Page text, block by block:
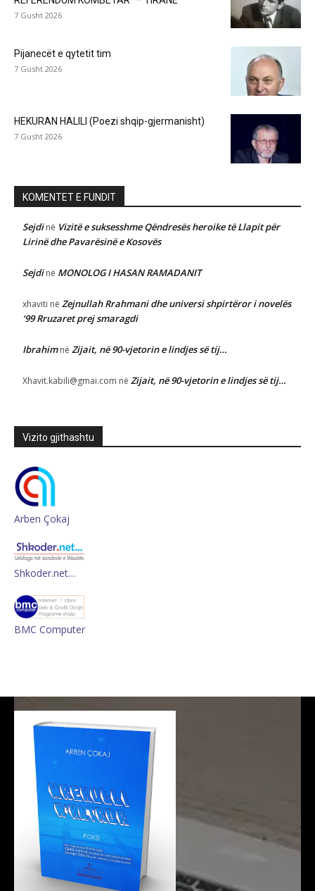
7 Gusht 2026
Pijanecët e qytetit tim
7 Gusht 2026
HEKURAN HALILI (Poezi shqip-gjermanisht)
7 Gusht 2026
KOMENTET E FUNDIT
Sejdinë Vizitë e suksesshme Qëndresës heroike të Llapit për
Lirinë dhe Pavarësinë e Kosovës
Sejdinë MONOLOG I HASAN RAMADANIT
xhaviti në Zejnullah Rrahmani dhe universi shpirtëror i novelës
‘99 Rruzaret prej smaragdi
Ibrahimnë Zijait, në 90-vjetorin e lindjes së tij…
Xhavit.kabili@gmai.com në Zijait, në 90-vjetorin e lindjes së tij…
Vizito gjithashtu
Arben Çokaj
Shkoder.net…
BMC Computer